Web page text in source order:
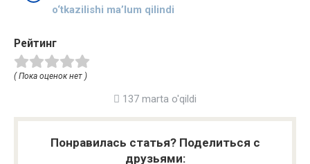
o‘tkazilishi ma’lum qilindi
Рейтинг
( Пока оценок нет )
137 marta o'qildi
Понравилась статья? Поделиться с
друзьями: